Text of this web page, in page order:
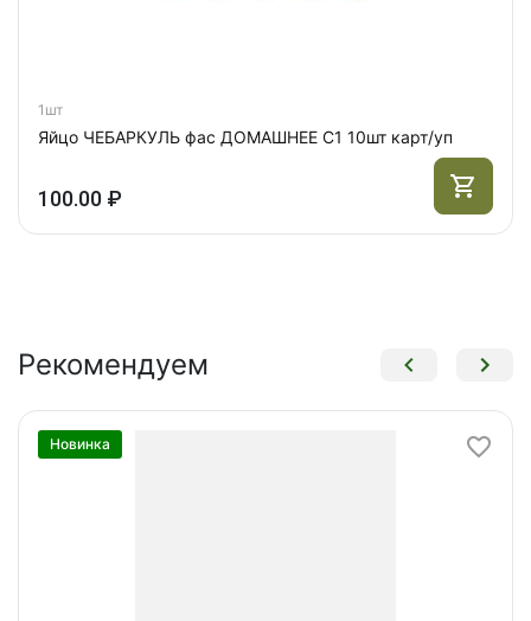
1шт
Яйцо ЧЕБАРКУЛЬ фас ДОМАШНЕЕ С1 10шт карт/уп
100.00 ₽
Рекомендуем
Новинка